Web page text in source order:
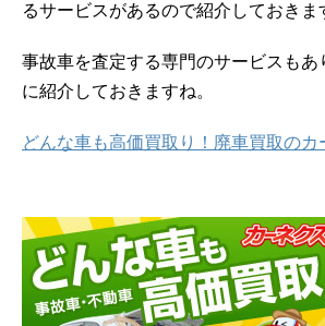
るサービスがあるので紹介しておきま
事故車を査定する専門のサービスもあ
に紹介しておきますね。
どんな車も高価買取り！廃車買取のカ